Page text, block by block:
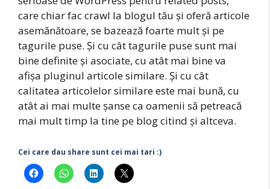
care chiar fac crawl la blogul tău și oferă articole
asemănătoare, se bazează foarte mult și pe
tagurile puse. Și cu cât tagurile puse sunt mai
bine definite și asociate, cu atât mai bine va
afișa pluginul articole similare. Și cu cât
calitatea articolelor similare este mai bună, cu
atât ai mai multe șanse ca oamenii să petreacă
mai mult timp la tine pe blog citind și altceva.
Cei care dau share sunt cei mai tari :)